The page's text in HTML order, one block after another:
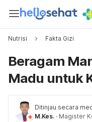
Nutrisi Fakta Gizi
Beragam
Madu untuk
Ditinjau secara
M.Kes. · Magister